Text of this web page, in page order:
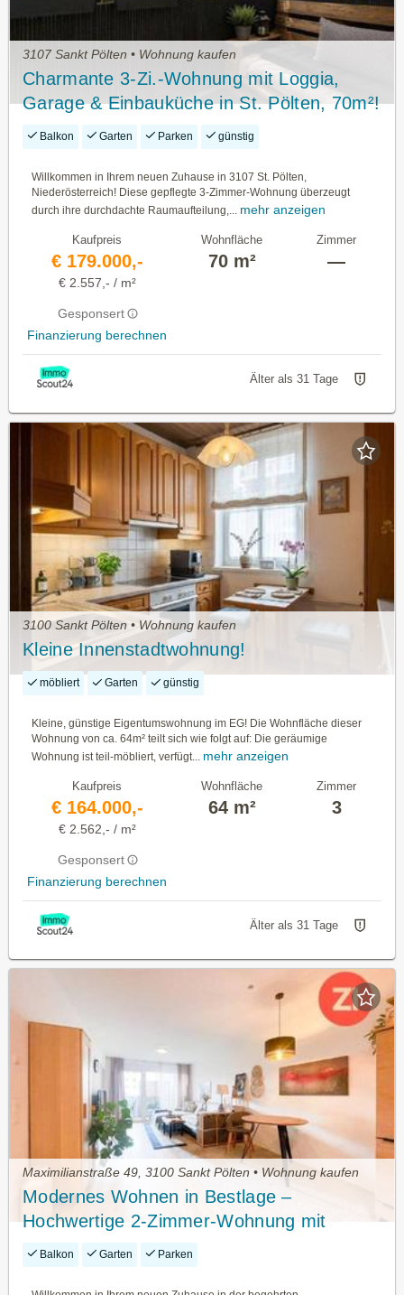
3107 Sankt Pölten • Wohnung kaufen
Charmante 3-Zi.-Wohnung mit Loggia,
Garage & Einbauküche in St. Pölten, 70m²!
Balkon Garten Parken günstig
Willkommen in Ihrem neuen Zuhause in 3107 St. Pölten,
Niederösterreich! Diese gepflegte 3-Zimmer-Wohnung überzeugt
durch ihre durchdachte Raumaufteilung,...
mehr anzeigen
Kaufpreis
€ 179.000,-
€ 2.557,- / m²
Gesponsert
Finanzierung berechnen
Wohnfläche
70 m²
Zimmer
—
Älter als 31 Tage
3100 Sankt Pölten • Wohnung kaufen
Kleine Innenstadtwohnung!
möbliert Garten günstig
Kleine, günstige Eigentumswohnung im EG! Die Wohnfläche dieser
Wohnung von ca. 64m² teilt sich wie folgt auf: Die geräumige
Wohnung ist teil-möbliert, verfügt... mehr anzeigen
Kaufpreis
€ 164.000,-
€ 2.562,- / m²
Gesponsert
Finanzierung berechnen
Wohnfläche
64 m²
Zimmer
3
Älter als 31 Tage
Maximilianstraße 49, 3100 Sankt Pölten • Wohnung kaufen
Modernes Wohnen in Bestlage –
Hochwertige 2-Zimmer-Wohnung mit
großer Loggia in St. Pölten
Balkon Garten Parken